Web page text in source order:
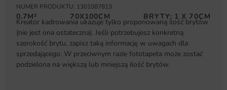
NUMER PRODUKTU: 1301087813
0.7M² 70X100CM BRYTY: 1 X 70CM
Kreator kadrowania ukazuje tylko proponowaną ilość brytów
(nie jest ona ostateczna). Jeśli potrzebujesz konkretną
szerokość brytu, zapisz taką informację w uwagach dla
sprzedającego. W przeciwnym razie fototapeta może zostać
podzielona na większą lub mniejszą ilość brytów.